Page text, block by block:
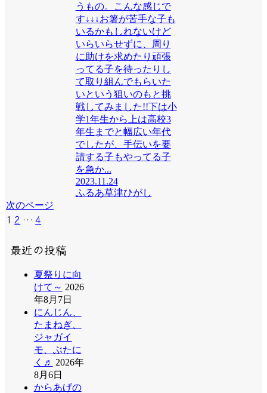
うもの。こんな感じで
す↓↓↓お箸が苦手な子も
いるかもしれないけど
いらいらせずに、周り
に助けを求めたり頑張
ってる子を待ったりし
て取り組んでもらいた
いという狙いのもと挑
戦してみました!!下は小
学1年生から上は高校3
年生までと幅広い年代
でしたが、手伝いを要
請する子もやってる子
を急か...
2023.11.24
ふるあ草津ひがし
次のページ
1 2 … 4
最近の投稿
夏祭りに向
けて～ 2026
年8月7日
にんじん、
たまねぎ、
ジャガイ
モ、ぶたに
く♬
2026年
8月6日
からあげの